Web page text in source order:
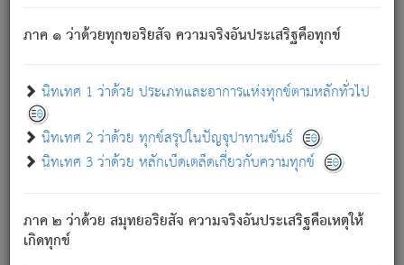
ภาค ๑ ว่าด้วยทุกขอริยสัจ ความจริงอันประเสริฐคือทุกข์
นิทเทศ 1 ว่าด้วย ประเภทและอาการแห่งทุกข์ตามหลักทั่วไป
นิทเทศ 2 ว่าด้วย ทุกข์สรุปในปัญจุปาทานขันธ์
นิทเทศ 3 ว่าด้วย หลักเบ็ดเตล็ดเกี่ยวกับความทุกข์
ภาค ๒ ว่าด้วย สมุทยอริยสัจ ความจริงอันประเสริฐคือเหตุให้
เกิดทุกข์
ภพ ว่ามีได้เพราะวิภพ[2]: เรากล่าวว่า สมณะหรือพราหมณ์ทั้ง
ปวงนั้น ก็ยังสลัดภพออกไปไม่ได้.
ก็ทุกข์นี้มีขึ้น เพราะอาศัยซึ่งอุปธิทั้งปวง.
เพราะความสิ้นไปแห่งอุปาทานทั้งปวง ความเกิดขึ้นแห่ง
ทุกข์จึงไม่มี.
ท่านจงดูโลกนี้เถิด (จะเห็นว่า) สัตว์ทั้งหลายอันอวิชาหนา
แน่นบังหนาแล้ว; และว่า สัตว์ผู้ยินดีในภพอันเป็นแล้วนั้น ย่อม
อันเป็นไปในที่หรือเวลาทั้งปวง[3]เพื่อความมีแห่งประโยชน์โดย
ประการทั้งปวง; ภพทั้งหลายทั้งหมดนั้น ไม่เที่ยง เป็นทุกข์ มี
ความแปรปรวนเป็นธรรมดา.